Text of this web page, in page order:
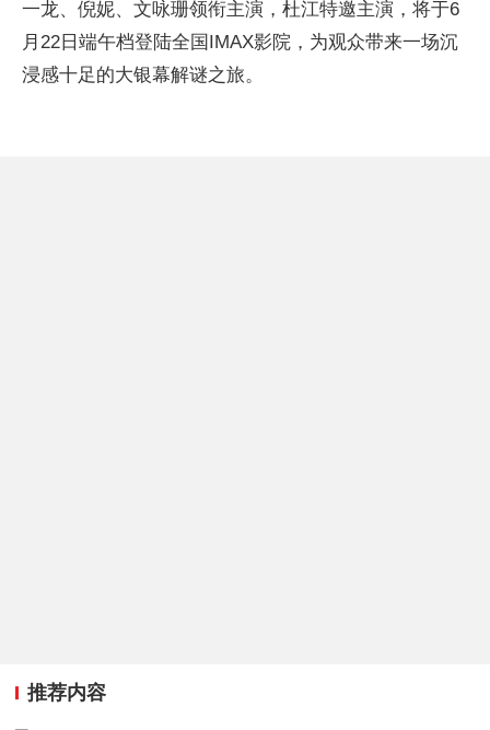
一龙、倪妮、文咏珊领衔主演，杜江特邀主演，将于6
月22日端午档登陆全国IMAX影院，为观众带来一场沉
浸感十足的大银幕解谜之旅。
推荐内容